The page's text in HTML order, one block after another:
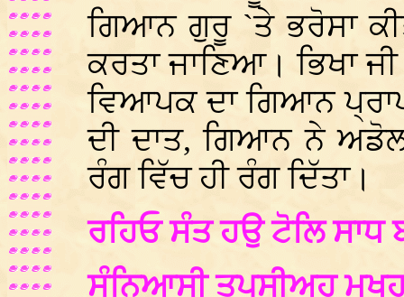
ਗਿਆਨ ਗੁਰੂ `ਤੇ ਭਰੋਸਾ
ਕਰਤਾ ਜਾਣਿਆ। ਭਿਖਾ
ਵਿਆਪਕ ਦਾ ਗਿਆਨ
ਦੀ ਦਾਤ, ਗਿਆਨ ਨੇ
ਰੰਗ ਵਿੱਚ ਹੀ ਰੰਗ ਦਿੱਤਾ।
ਰਹਿਓ ਸੰਤ ਹਉ ਟੋਲਿ ਸਾਧ
ਸੰਨਿਆਸੀ ਤਪਸੀਅਹ